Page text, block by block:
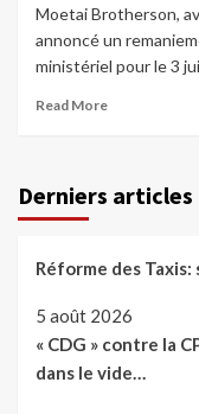
Moetai Brotherson,
annoncé un
ministériel pour le 3
Read More
Derniers articles
Réforme des
5 août 2026
« CDG » contre la
dans le vide…